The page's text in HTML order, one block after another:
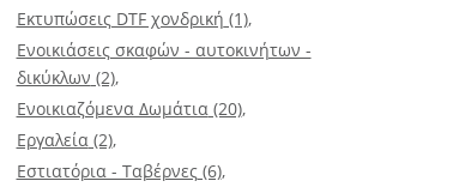
Εκτυπώσεις DTF χονδρική (1)
Ενοικιάσεις σκαφών - αυτοκινήτων -
δικύκλων (2)
Ενοικιαζόμενα Δωμάτια (20)
Εργαλεία (2)
Εστιατόρια - Ταβέρνες(6)